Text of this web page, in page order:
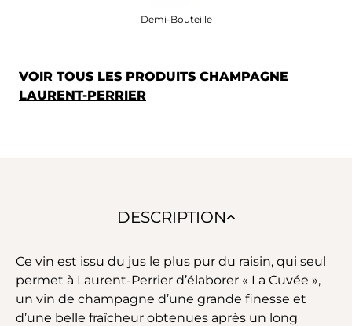
Demi-Bouteille
VOIR TOUS LES PRODUITS CHAMPAGNE
LAURENT-PERRIER
DESCRIPTION
Ce vin est issu du jus le plus pur du raisin, qui seul
permet à Laurent-Perrier d’élaborer « La Cuvée »,
un vin de champagne d’une grande finesse et
d’une belle fraîcheur obtenues après un long